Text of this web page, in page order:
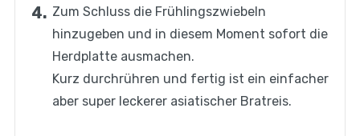
Zum Schluss die Frühlingszwiebeln
hinzugeben und in diesem Moment sofort die
Herdplatte ausmachen.
Kurz durchrühren und fertig ist ein einfacher
aber super leckerer asiatischer Bratreis.